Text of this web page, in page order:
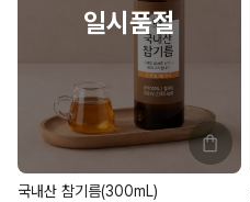
국내산 참기름(300mL)